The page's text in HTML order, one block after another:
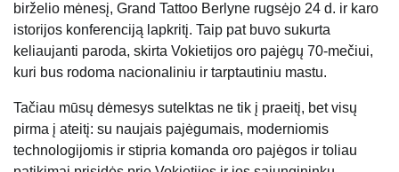
birželio mėnesį, Grand Tattoo Berlyne rugsėjo 24 d. ir karo
istorijos konferenciją lapkritį. Taip pat buvo sukurta
keliaujanti paroda, skirta Vokietijos oro pajėgų 70-mečiui,
kuri bus rodoma nacionaliniu ir tarptautiniu mastu.
Tačiau mūsų dėmesys sutelktas ne tik į praeitį, bet visų
pirma į ateitį: su naujais pajėgumais, moderniomis
technologijomis ir stipria komanda oro pajėgos ir toliau